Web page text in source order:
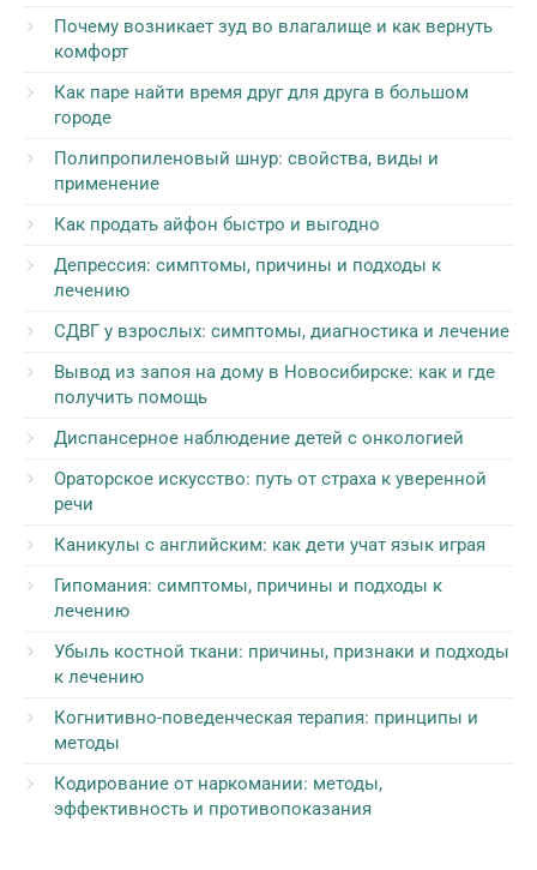
Почему возникает зуд во влагалище и как вернуть
комфорт
Как паре найти время друг для друга в большом
городе
Полипропиленовый шнур: свойства, виды и
применение
Как продать айфон быстро и выгодно
Депрессия: симптомы, причины и подходы к
лечению
СДВГ у взрослых: симптомы, диагностика и лечение
Вывод из запоя на дому в Новосибирске: как и где
получить помощь
Диспансерное наблюдение детей с онкологией
Ораторское искусство: путь от страха к уверенной
речи
Каникулы с английским: как дети учат язык играя
Гипомания: симптомы, причины и подходы к
лечению
Убыль костной ткани: причины, признаки и подходы
к лечению
Когнитивно-поведенческая терапия: принципы и
методы
Кодирование от наркомании: методы,
эффективность и противопоказания